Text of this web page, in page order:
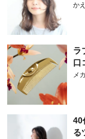
か
ラ
口
メ
40
る